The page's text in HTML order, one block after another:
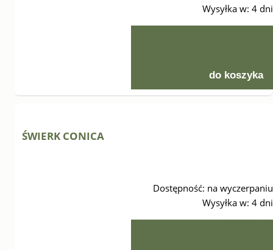
Wysyłka w: 4 dni
10,00 zł
do koszyka
ŚWIERK CONICA
Dostępność: na wyczerpaniu
Wysyłka w: 4 dni
16,99 zł